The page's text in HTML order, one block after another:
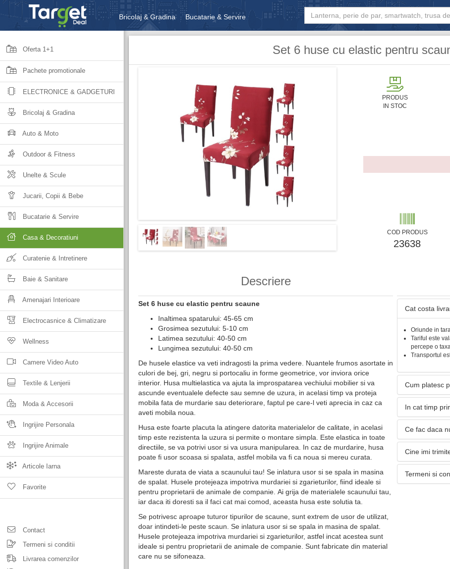
Bricolaj & Gradina Bucatarie & Servire
Unelte & Scule Jucarii, Copii & Bebe
Oferta 1+1
Pachete promotionale
ELECTRONICE & GADGETURI
Bricolaj & Gradina
Auto & Moto
Outdoor & Fitness
Unelte & Scule
Jucarii, Copii & Bebe
Bucatarie & Servire
Casa & Decoratiuni
Curatenie & Intretinere
Baie & Sanitare
Amenajari Interioare
Electrocasnice & Climatizare
Wellness
Camere Video Auto
Textile & Lenjerii
Moda & Accesorii
Ingrijire Personala
Ingrijire Animale
Articole Iarna
Favorite
Contact
Termeni si conditii
Livrarea comenzilor
Set 6 huse cu elastic pentru
PRODUS
IN STOC
COD PRODUS
23638
Descriere
Set 6 huse cu elastic pentru scaune
Inaltimea spatarului: 45-65 cm
Grosimea sezutului: 5-10 cm
Latimea sezutului: 40-50 cm
Lungimea sezutului: 40-50 cm
De husele elastice va veti indragosti la prima vedere. Nuantele frumos asortate in
culori de bej, gri, negru si portocaliu in forme geometrice, vor inviora orice
interior. Husa multielastica va ajuta la improspatarea vechiului mobilier si va
ascunde eventualele defecte sau semne de uzura, in acelasi timp va proteja
mobila fata de murdarie sau deteriorare, faptul pe care-l veti aprecia in caz ca
aveti mobila noua.
Husa este foarte placuta la atingere datorita materialelor de calitate, in acelasi
timp este rezistenta la uzura si permite o montare simpla. Este elastica in toate
directiile, se va potrivi usor si va usura manipularea. In caz de murdarire, husa
poate fi usor scoasa si spalata, astfel mobila va fi ca noua si mereu curata.
Mareste durata de viata a scaunului tau! Se inlatura usor si se spala in masina
de spalat. Husele protejeaza impotriva murdariei si zgarieturilor, fiind ideale si
pentru proprietarii de animale de companie. Ai grija de materialele scaunului tau,
iar daca iti doresti sa il faci cat mai comod, aceasta husa este solutia ta.
Se potrivesc aproape tuturor tipurilor de scaune, sunt extrem de usor de utilizat,
doar intindeti-le peste scaun. Se inlatura usor si se spala in masina de spalat.
Husele protejeaza impotriva murdariei si zgarieturilor, astfel incat acestea sunt
ideale si pentru proprietarii de animale de companie. Sunt fabricate din material
care nu se sifoneaza.
Cat costa
Oriunde in
Tariful este
percepe o
Transportul
Cum platesc
In cat timp
Ce fac daca
Cine imi
Termeni si